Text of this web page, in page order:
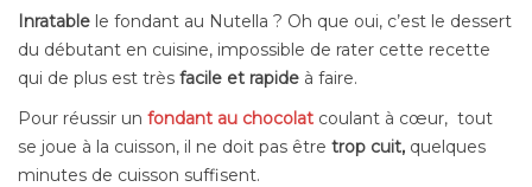
Inratable le fondant au Nutella ? Oh que oui, c’est le dessert
du débutant en cuisine, impossible de rater cette recette
qui de plus est très facile et rapide à faire.
Pour réussir un fondant au chocolat coulant à cœur, tout
se joue à la cuisson, il ne doit pas être trop cuit, quelques
minutes de cuisson suffisent.